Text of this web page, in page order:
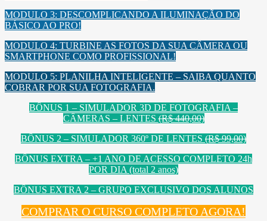
MODULO 3: DESCOMPLICANDO A ILUMINAÇÃO DO
BÁSICO AO PRO!
MODULO 4: TURBINE AS FOTOS DA SUA CÂMERA OU
SMARTPHONE COMO PROFISSIONAL!
MODULO 5: PLANILHA INTELIGENTE – SAIBA QUANTO
COBRAR POR SUA FOTOGRAFIA.
BÔNUS 1 – SIMULADOR 3D DE FOTOGRAFIA –
CÂMERAS – LENTES(R$ 440,00)
BÔNUS 2 – SIMULADOR 360º DE LENTES (R$ 99,00)
BÔNUS EXTRA – +1 ANO DE ACESSO COMPLETO 24h
POR DIA (total 2 anos)
BÔNUS EXTRA 2 – GRUPO EXCLUSIVO DOS ALUNOS
COMPRAR O CURSO COMPLETO AGORA!